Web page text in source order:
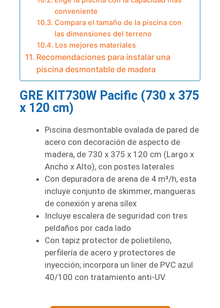
conveniente
Compara el tamaño de la piscina con
las dimensiones del terreno
Los mejores materiales
Recomendaciones para instalar una
piscina desmontable de madera
GRE KIT730W Pacific (730 x 375
x 120 cm)
Piscina desmontable ovalada de pared de
acero con decoración de aspecto de
madera, de 730 x 375 x 120 cm (Largo x
Ancho x Alto), con postes laterales
Con depuradora de arena de 4 m³/h, esta
incluye conjunto de skimmer, mangueras
de conexión y arena sílex
Incluye escalera de seguridad con tres
peldaños por cada lado
Con tapiz protector de polietileno,
perfilería de acero y protectores de
inyección; incorpora un liner de PVC azul
40/100 con tratamiento anti-UV.